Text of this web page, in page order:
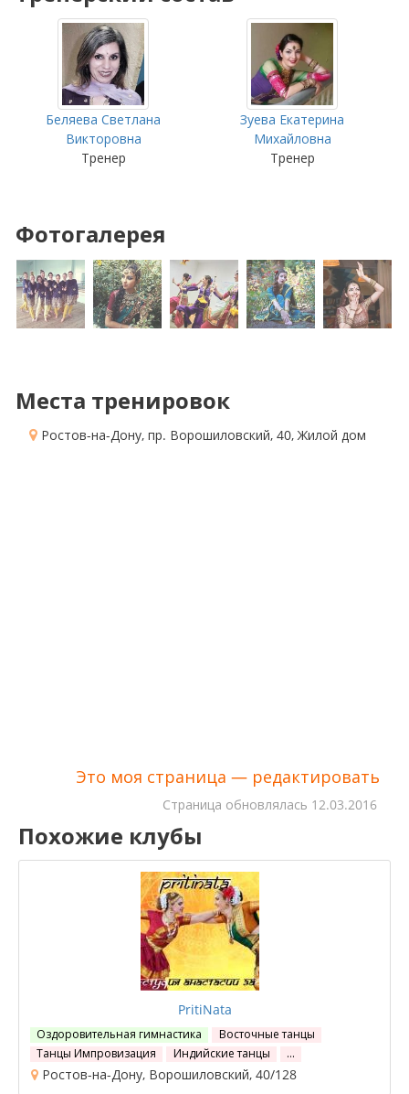
Беляева Светлана
Викторовна
Тренер
Зуева Екатерина
Михайловна
Тренер
Фотогалерея
Места тренировок
Ростов-на-Дону, пр. Ворошиловский, 40, Жилой дом
Это моя страница — редактировать
Cтраница обновлялась 12.03.2016
Похожие клубы
PritiNata
Оздоровительная гимнастика
Восточные танцы
Танцы Импровизация
Индийские танцы …
Ростов-на-Дону, Ворошиловский, 40/128